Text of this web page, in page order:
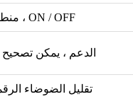
ON / OFF ، منطقة اختيارية
الدعم ، يمكن
تقليل الضوضاء